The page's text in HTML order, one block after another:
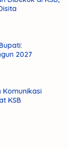
2027
Komunikasi
KSB